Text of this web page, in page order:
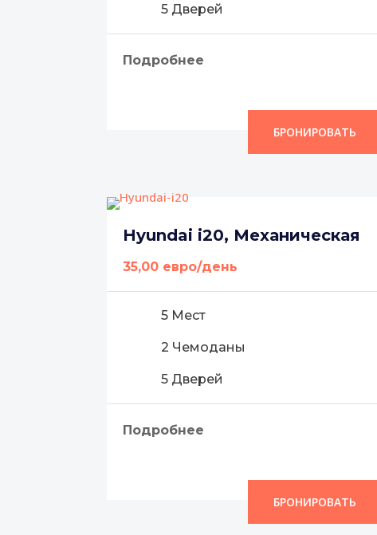
5 Дверей
Подробнее
БРОНИРОВАТЬ
Hyundai i20, Механическая
35,00 евро/день
5 Мест
2 Чемоданы
5 Дверей
Подробнее
БРОНИРОВАТЬ